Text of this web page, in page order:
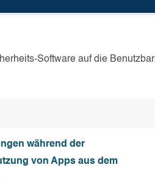
Software auf die
während der
von Apps aus dem